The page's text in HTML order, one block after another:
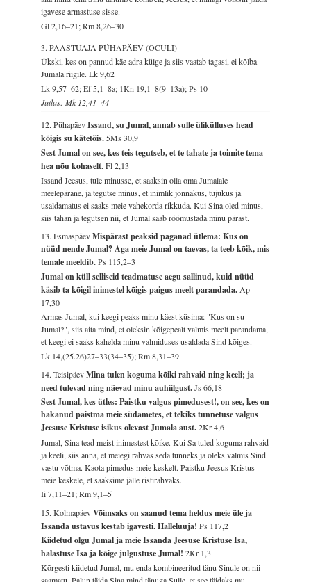
igavese armastuse sisse.
Gl 2,16–21; Rm 8,26–30
3. PAASTUAJA PÜHAPÄEV (OCULI)
Ükski, kes on pannud käe adra külge ja siis vaatab tagasi, ei kõlba
Jumala riigile.Lk 9,62
Lk 9,57–62; Ef 5,1–8a; 1Kn 19,1–8(9–13a); Ps 10
Jutlus: Mk 12,41–44
12. PühapäevIssand, su Jumal, annab sulle ülikülluses head
kõigis su kätetöis.5Ms 30,9
Sest Jumal on see, kes teis tegutseb, et te tahate ja toimite tema
hea nõu kohaselt.Fl 2,13
Issand Jeesus, tule minusse, et saaksin olla oma Jumalale
meelepärane, ja tegutse minus, et inimlik jonnakus, tujukus ja
usaldamatus ei saaks meie vahekorda rikkuda. Kui Sina oled minus,
siis tahan ja tegutsen nii, et Jumal saab rõõmustada minu pärast.
13. EsmaspäevMispärast peaksid paganad ütlema: Kus on
nüüd nende Jumal? Aga meie Jumal on taevas, ta teeb kõik, mis
temale meeldib.Ps 115,2–3
Jumal on küll selliseid teadmatuse aegu sallinud, kuid nüüd
käsib ta kõigil inimestel kõigis paigus meelt parandada.Ap
17,30
Armas Jumal, kui keegi peaks minu käest küsima: "Kus on su
Jumal?", siis aita mind, et oleksin kõigepealt valmis meelt parandama,
et keegi ei saaks kahelda minu valmiduses usaldada Sind kõiges.
Lk 14,(25.26)27–33(34–35); Rm 8,31–39
14. TeisipäevMina tulen koguma kõiki rahvaid ning keeli; ja
need tulevad ning näevad minu auhiilgust.Js 66,18
Sest Jumal, kes ütles: Paistku valgus pimedusest!, on see, kes on
hakanud paistma meie südametes, et tekiks tunnetuse valgus
Jeesuse Kristuse isikus olevast Jumala aust.2Kr 4,6
Jumal, Sina tead meist inimestest kõike. Kui Sa tuled koguma rahvaid
ja keeli, siis anna, et meiegi rahvas seda tunneks ja oleks valmis Sind
vastu võtma. Kaota pimedus meie keskelt. Paistku Jeesus Kristus
meie keskele, et saaksime jälle ristirahvaks.
Ii 7,11–21; Rm 9,1–5
15. KolmapäevVõimsaks on saanud tema heldus meie üle ja
Issanda ustavus kestab igavesti. Halleluuja!Ps 117,2
Kiidetud olgu Jumal ja meie Issanda Jeesuse Kristuse Isa,
halastuse Isa ja kõige julgustuse Jumal!2Kr 1,3
Kõrgesti kiidetud Jumal, mu enda kombineeritud tänu Sinule on nii